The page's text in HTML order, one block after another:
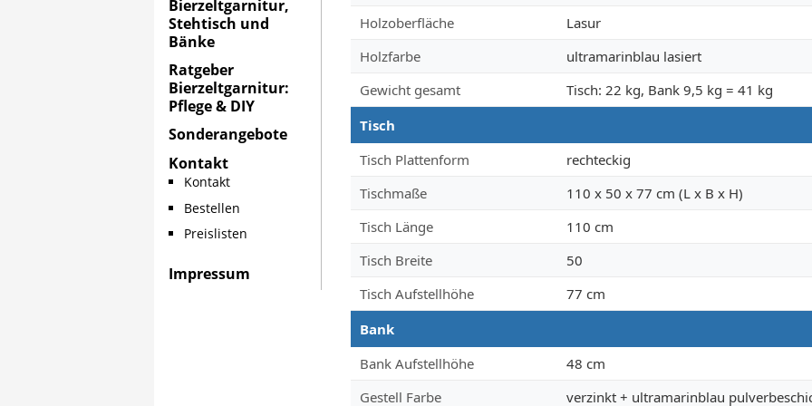
Bierzeltgarnitur,
Stehtisch und
Bänke
Ratgeber
Bierzeltgarnitur:
Pflege & DIY
Sonderangebote
Kontakt
Kontakt
Bestellen
Preislisten
Impressum
Holzoberfläche
Lasur
Holzfarbe
ultramarinblau lasiert
Gewicht gesamt
Tisch: 22 kg, Bank 9,5 kg = 41 kg
Tisch
Tisch Plattenform
rechteckig
Tischmaße
110 x 50 x 77 cm (L x B x H)
Tisch Länge
110 cm
Tisch Breite
50
Tisch Aufstellhöhe
77 cm
Bank
Bank Aufstellhöhe
48 cm
Gestell Farbe
verzinkt + ultramarinblau